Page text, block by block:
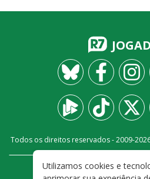
Todos os direitos reservados - 2009-
FALE CONOSCO
Utilizamos cookies e